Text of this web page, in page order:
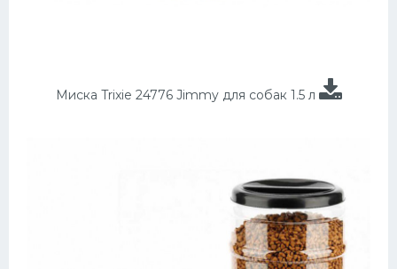
Миска Trixie 24776 Jimmy для собак 1.5 л